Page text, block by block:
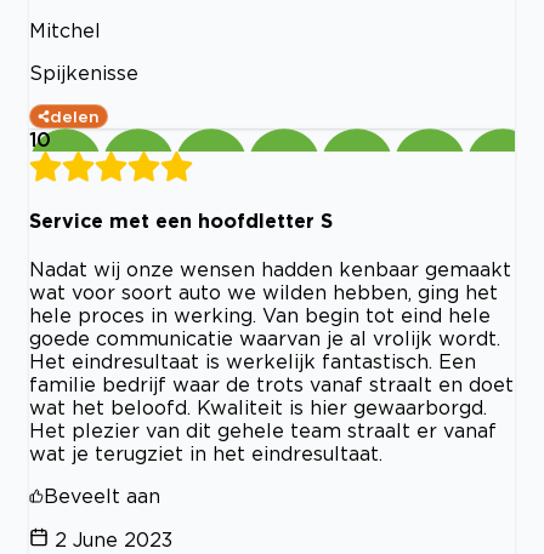
Mitchel
Spijkenisse
delen
10
Service met een hoofdletter S
Nadat wij onze wensen hadden kenbaar gemaakt
wat voor soort auto we wilden hebben, ging het
hele proces in werking. Van begin tot eind hele
goede communicatie waarvan je al vrolijk wordt.
Het eindresultaat is werkelijk fantastisch. Een
familie bedrijf waar de trots vanaf straalt en doet
wat het beloofd. Kwaliteit is hier gewaarborgd.
Het plezier van dit gehele team straalt er vanaf
wat je terugziet in het eindresultaat.
Beveelt aan
2 June 2023